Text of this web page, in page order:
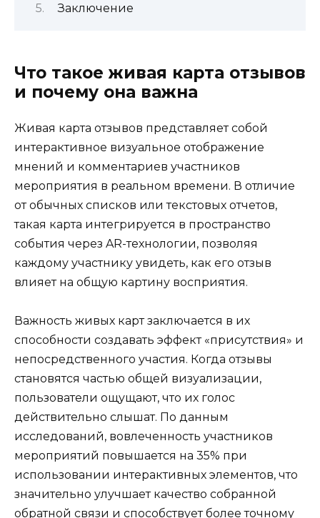
Заключение
Что такое живая карта отзывов
и почему она важна
Живая карта отзывов представляет собой
интерактивное визуальное отображение
мнений и комментариев участников
мероприятия в реальном времени. В отличие
от обычных списков или текстовых отчетов,
такая карта интегрируется в пространство
события через AR-технологии, позволяя
каждому участнику увидеть, как его отзыв
влияет на общую картину восприятия.
Важность живых карт заключается в их
способности создавать эффект «присутствия» и
непосредственного участия. Когда отзывы
становятся частью общей визуализации,
пользователи ощущают, что их голос
действительно слышат. По данным
исследований, вовлеченность участников
мероприятий повышается на 35% при
использовании интерактивных элементов, что
значительно улучшает качество собранной
обратной связи и способствует более точному